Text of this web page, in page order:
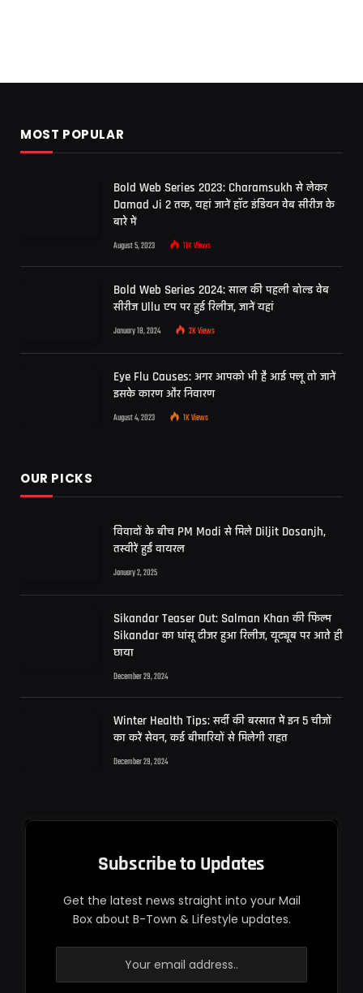
MOST POPULAR
Bold Web Series 2023: Charamsukh से लेकर
Damad Ji 2 तक, यहां जानें हॉट इंडियन वेब सीरीज के
बारे में
August 5, 2023 11KViews
Bold Web Series 2024: साल की पहली बोल्ड वेब
सीरीज Ullu एप पर हुई रिलीज, जानें यहां
January 18, 2024 2KViews
Eye Flu Causes: अगर आपको भी है आई फ्लू तो जानें
इसके कारण और निवारण
August 4, 2023 1KViews
OUR PICKS
विवादों के बीच PM Modi से मिले Diljit Dosanjh,
तस्वीरें हुईं वायरल
January 2, 2025
Sikandar Teaser Out: Salman Khan की फिल्म
Sikandar का धांसू टीजर हुआ रिलीज, यूट्यूब पर आते ही
छाया
December 29, 2024
Winter Health Tips: सर्दी की बरसात में इन 5 चीजों
का करें सेवन, कई बीमारियों से मिलेगी राहत
December 29, 2024
Subscribe to Updates
Get the latest news straight into your Mail
Box about B-Town & Lifestyle updates.